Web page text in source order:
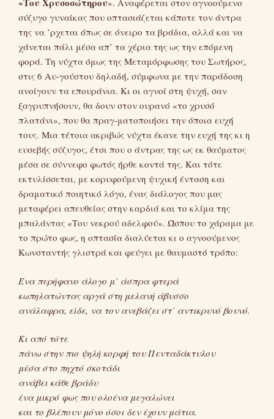
». Αναφέρεται στον αγνοούμενο
σύζυγο γυναίκας που οπτασιάζεται κάποτε τον άντρα
της να ’ρχεται όπως σε όνειρο τα βράδια, αλλά και να
χάνεται πάλι μέσα απ’ τα χέρια της ως την επόμενη
φορά. Τη νύχτα όμως της Μεταμόρφωσης του Σωτήρος,
στις 6 Αυ-γούστου δηλαδή, σύμφωνα με την παράδοση
ανοίγουν τα επουράνια. Κι οι αγνοί στη ψυχή, σαν
ξαγρυπνήσουν, θα δουν στον ουρανό «το χρυσό
πλατάνι», που θα πραγ-ματοποιήσει την όποια ευχή
τους. Μια τέτοια ακριβώς νύχτα έκανε την ευχή της κι η
ευσεβής σύζυγος, έτσι που ο άντρας της ως εκ θαύματος
μέσα σε σύννεφο φωτός ήρθε κοντά της. Και τότε
εκτυλίσσεται, με κορυφούμενη ψυχική ένταση και
δραματικό ποιητικό λόγο, ένας διάλογος που μας
μεταφέρει απευθείας στην καρδιά και το κλίμα της
μπαλάντας «Του νεκρού αδελφού». Ώσπου το χάραμα με
το πρώτο φως, η οπτασία διαλύεται κι ο αγνοούμενος
Κωνσταντής γλιστρά και φεύγει με θαυμαστό τρόπο:
Ένα περήφανο άλογο μ’ άσπρα φτερά
κωπηλατώντας αργά στη μελανή άβυσσο
ανάλαφρα, είδε, να τον ανεβάζει στ’ αντικρυνό βουνό.
Κι από τότε
πάνω στην πιο ψηλή κορφή του Πενταδάκτυλου
μέσα στο πηχτό σκοτάδι
ανάβει κάθε βράδυ
ένα μικρό φως που ολοένα μεγαλώνει
και το βλέπουν μόνο όσοι δεν έχουν μάτια.